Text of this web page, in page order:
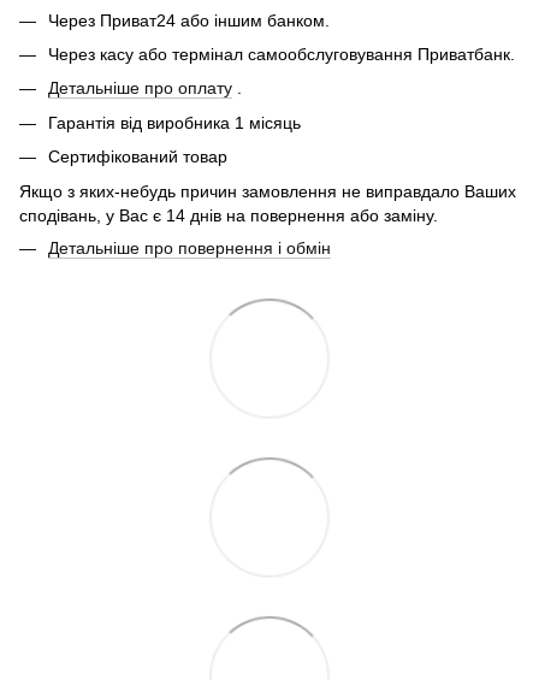
Через Приват24 або іншим банком.
Через касу або термінал самообслуговування Приватбанк.
Детальніше про оплату .
Гарантія від виробника 1 місяць
Сертифікований товар
Якщо з яких-небудь причин замовлення не виправдало Ваших
сподівань, у Вас є 14 днів на повернення або заміну.
Детальніше про повернення і обмін